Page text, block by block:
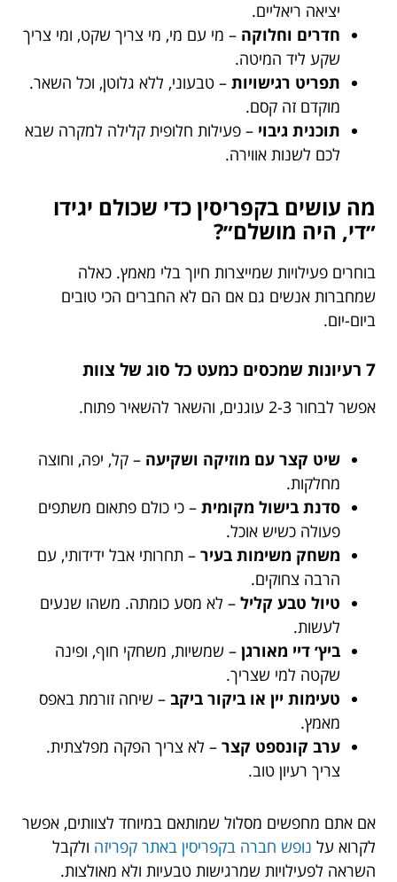
יציאה ריאליים.
חדרים וחלוקה – מי עם מי, מי צריך שקט, ומי צריך
שקע ליד המיטה.
תפריט רגישויות – טבעוני, ללא גלוטן, וכל השאר.
מוקדם זה קסם.
תוכנית גיבוי – פעילות חלופית קלילה למקרה שבא
לכם לשנות אווירה.
מה עושים בקפריסין כדי שכולם יגידו
״די, היה מושלם״?
בוחרים פעילויות שמייצרות חיוך בלי מאמץ. כאלה
שמחברות אנשים גם אם הם לא החברים הכי טובים
ביום-יום.
7 רעיונות שמכסים כמעט כל סוג של צוות
אפשר לבחור 2-3 עוגנים, והשאר להשאיר פתוח.
שיט קצר עם מוזיקה ושקיעה – קל, יפה, וחוצה
מחלקות.
סדנת בישול מקומית – כי כולם פתאום משתפים
פעולה כשיש אוכל.
משחק משימות בעיר – תחרותי אבל ידידותי, עם
הרבה צחוקים.
טיול טבע קליל – לא מסע כומתה. משהו שנעים
לעשות.
ביץ׳ דיי מאורגן – שמשיות, משחקי חוף, ופינה
שקטה למי שצריך.
טעימות יין או ביקור ביקב – שיחה זורמת באפס
מאמץ.
ערב קונספט קצר – לא צריך הפקה מפלצתית.
צריך רעיון טוב.
אם אתם מחפשים מסלול שמותאם במיוחד לצוותים, אפשר
לקרוא על נופש חברה בקפריסין באתר קפריזה ולקבל
השראה לפעילויות שמרגישות טבעיות ולא מאולצות.